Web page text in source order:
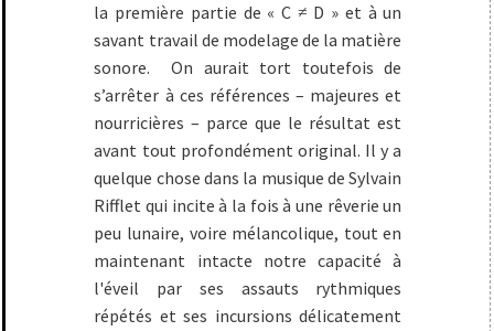
la première partie de « C ≠ D » et à un
savant travail de modelage de la matière
sonore. On aurait tort toutefois de
s’arrêter à ces références – majeures et
nourricières – parce que le résultat est
avant tout profondément original. Il y a
quelque chose dans la musique de Sylvain
Rifflet qui incite à la fois à une rêverie un
peu lunaire, voire mélancolique, tout en
maintenant intacte notre capacité à
l'éveil par ses assauts rythmiques
répétés et ses incursions délicatement